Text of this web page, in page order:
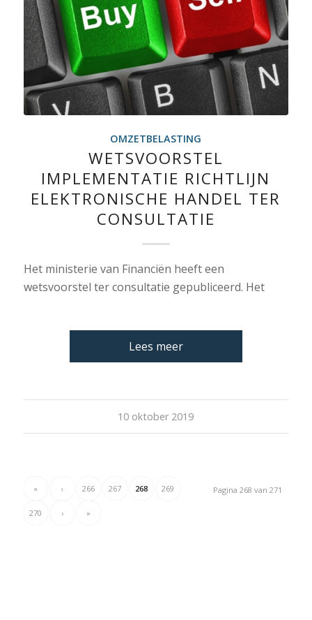
OMZETBELASTING
WETSVOORSTEL
IMPLEMENTATIE RICHTLIJN
ELEKTRONISCHE HANDEL TER
CONSULTATIE
Het ministerie van Financiën heeft een
wetsvoorstel ter consultatie gepubliceerd. Het
Lees meer
10 oktober 2019
Pagina 268 van 271
« ‹ 266 267 268 269
270 › »